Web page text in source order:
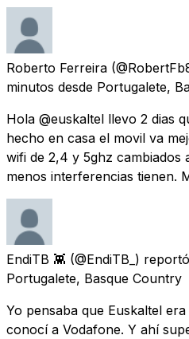
Roberto Ferreira
minutos desde Portugalete,
Hola @euskaltel llevo 2 dias
hecho en casa el movil va
wifi de 2,4 y 5ghz cambiados
menos interferencias tienen.
EndiTB 👾 (@EndiTB_) reportó
Portugalete, Basque Country
Yo pensaba que Euskaltel
conocí a Vodafone. Y ahí